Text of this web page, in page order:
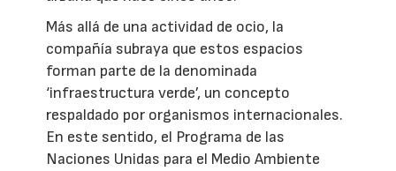
Más allá de una actividad de ocio, la
compañía subraya que estos espacios
forman parte de la denominada
‘infraestructura verde’, un concepto
respaldado por organismos internacionales.
En este sentido, el Programa de las
Naciones Unidas para el Medio Ambiente